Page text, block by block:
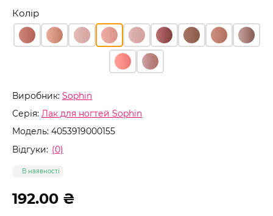
Виробник: Sophin
Серія: Лак для ногтей Sophin
Модель: 4053919000155
Відгуки: (0)
В наявності
Колір
192.00 ₴